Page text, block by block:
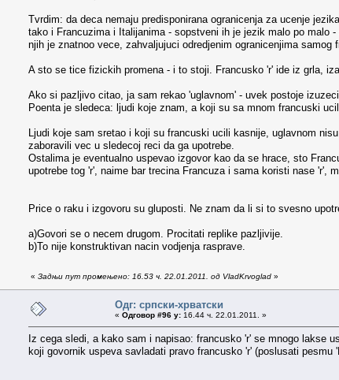
Tvrdim: da deca nemaju predisponirana ogranicenja za ucenje
tako i Francuzima i Italijanima - sopstveni ih je jezik malo po malo
njih je znatnoo vece, zahvaljujuci odredjenim ogranicenjima samog
A sto se tice fizickih promena - i to stoji. Francusko 'r' ide iz grla,
Ako si pazljivo citao, ja sam rekao 'uglavnom' - uvek postoje
Poenta je sledeca: ljudi koje znam, a koji su sa mnom francuski
Ljudi koje sam sretao i koji su francuski ucili kasnije, uglavnom
zaboravili vec u sledecoj reci da ga upotrebe.
Ostalima je eventualno uspevao izgovor kao da se hrace, sto
upotrebe tog 'r', naime bar trecina Francuza i sama koristi nase 'r',
Price o raku i izgovoru su gluposti. Ne znam da li si to svesno
a)Govori se o necem drugom. Procitati replike pazljivije.
b)To nije konstruktivan nacin vodjenja rasprave.
« Задњи пут промењено: 16.53 ч. 22.01.2011. од VladKrvoglad »
Одг: српски-хрватски
« Одговор #96 у: 16.44 ч. 22.01.2011. »
Iz cega sledi, a kako sam i napisao: francusko 'r' se mnogo lakse
koji govornik uspeva savladati pravo francusko 'r' (poslusati pesmu